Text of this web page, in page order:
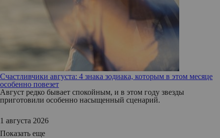
Счастливчики августа: 4 знака зодиака, которым в этом месяце
особенно повезет
Август редко бывает спокойным, и в этом году звезды
приготовили особенно насыщенный сценарий.
1 августа 2026
Показать еще